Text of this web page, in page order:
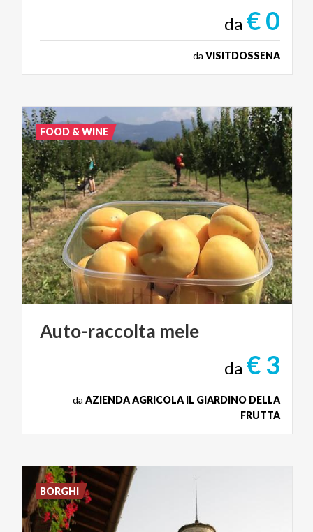
da € 0
da VISITDOSSENA
Auto-raccolta mele
da € 3
da AZIENDA AGRICOLA IL GIARDINO DELLA
FRUTTA
FOOD & WINE
BORGHI